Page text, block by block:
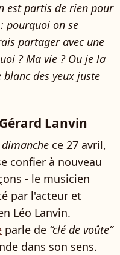
est partis de rien pour
pourquoi on se
partager avec une
? Ma vie ? Ou je la
des yeux juste
Lanvin
ce 27 avril,
confier à nouveau
- le musicien
par l'acteur et
Léo Lanvin.
parle de “clé de voûte”
dans son sens.